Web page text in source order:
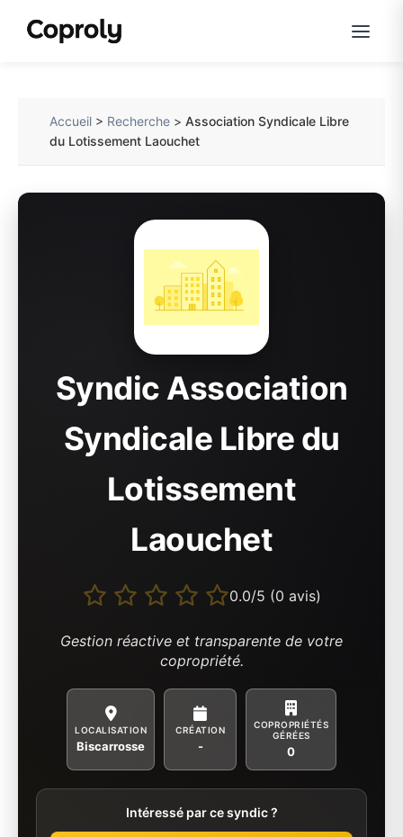
Accueil > Recherche >Association Syndicale Libre
du Lotissement Laouchet
Syndic Association
Syndicale Libre du
Lotissement
Laouchet
0.0/5 (0 avis)
Gestion réactive et transparente de votre
copropriété.
LOCALISATION
Biscarrosse
CRÉATION
-
COPROPRIÉTÉS
GÉRÉES
0
Intéressé par ce syndic ?